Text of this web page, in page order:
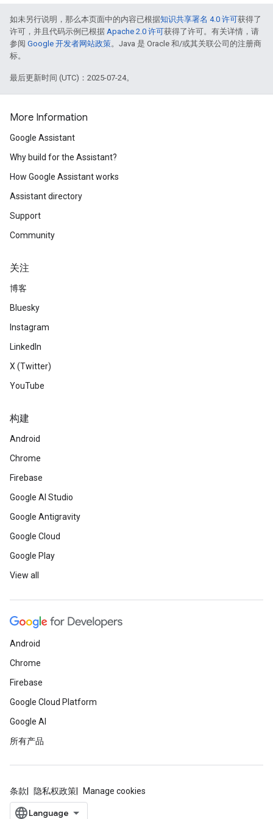
如未另行说明，那么本页面中的内容已根据知识共享署名 4.0 许可获得了
许可，并且代码示例已根据 Apache 2.0 许可获得了许可。有关详情，请
参阅 Google 开发者网站政策。Java 是 Oracle 和/或其关联公司的注册商
标。
最后更新时间 (UTC)：2025-07-24。
More Information
Google Assistant
Why build for the Assistant?
How Google Assistant works
Assistant directory
Support
Community
关注
博客
Bluesky
Instagram
LinkedIn
X (Twitter)
YouTube
构建
Android
Chrome
Firebase
Google AI Studio
Google Antigravity
Google Cloud
Google Play
View all
Android
Chrome
Firebase
Google Cloud Platform
Google AI
所有产品
条款 隐私权政策 Manage cookies